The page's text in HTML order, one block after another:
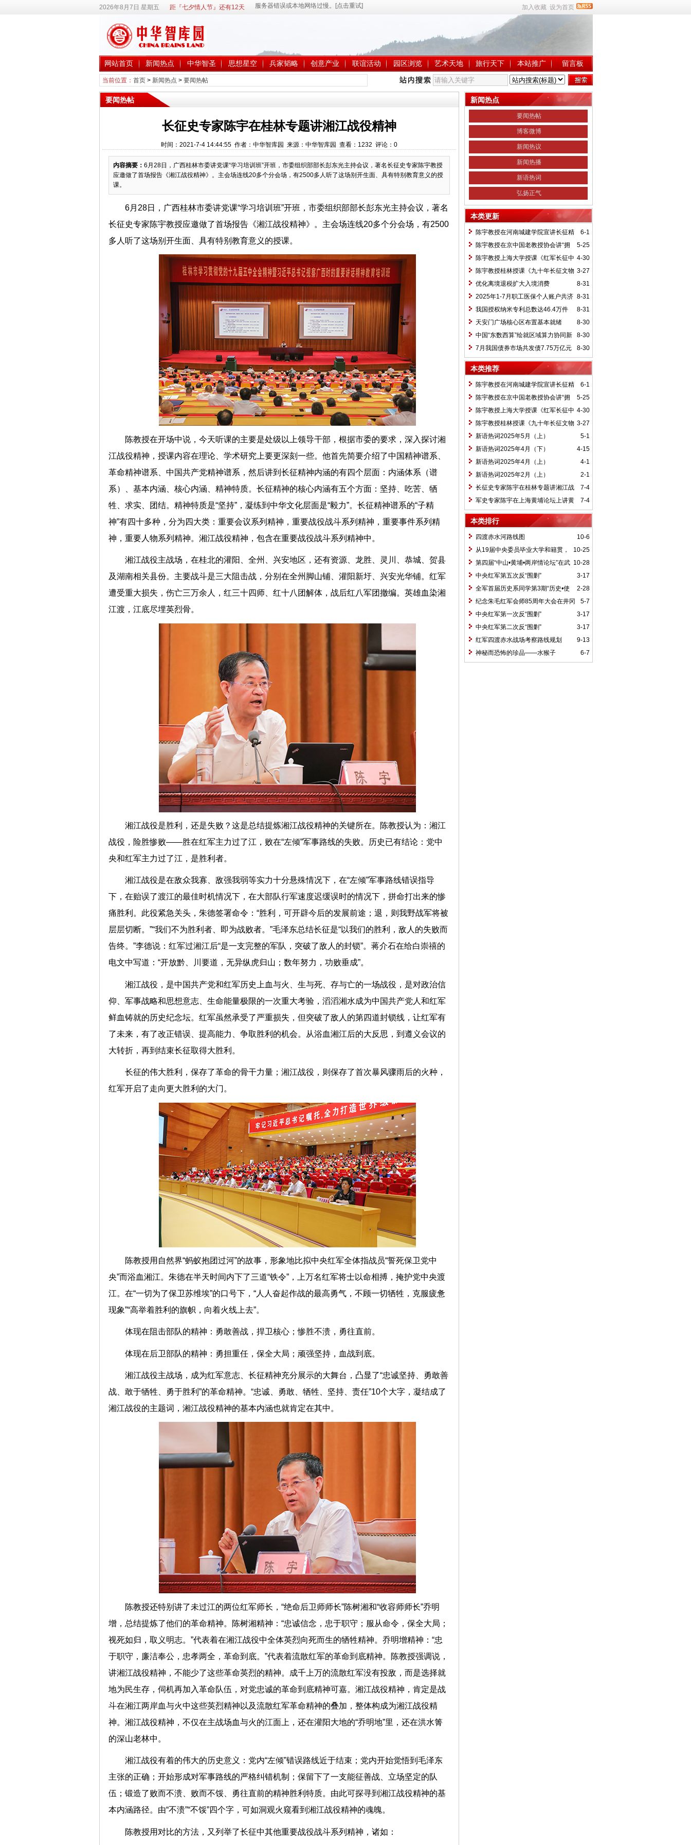
2026年8月7日 星期五 距『七夕情人节』还有12天 加入收藏 设为首页
网站首页 新闻热点 中华智圣 思想星空 兵家韬略 创意产业 联谊活动 园区浏览 艺术天地 旅行天下 本站推广 留言板
当前位置： 首页> 新闻热点 > 要闻热帖
要闻热帖
长征史专家陈宇在桂林专题讲湘江战役精神
时间：2021-7-4 14:44:55 作者：中华智库园 来源：中华智库园 查看： 1232 评论： 0
内容摘要： 6月28日，广西桂林市委讲党课“学习培训班”开班，市委组织部部长彭东光主持会议，著名长征史专家陈宇教授
应邀做了首场报告《湘江战役精神》。主会场连线20多个分会场，有2500多人听了这场别开生面、具有特别教育意义的授
课。
6月28日，广西桂林市委讲党课“学习培训班”开班，市委组织部部长彭东光主持会议，著名
长征史专家陈宇教授应邀做了首场报告《湘江战役精神》。主会场连线20多个分会场，有2500
多人听了这场别开生面、具有特别教育意义的授课。
陈教授在开场中说，今天听课的主要是处级以上领导干部，根据市委的要求，深入探讨湘
江战役精神，授课内容在理论、学术研究上要更深刻一些。他首先简要介绍了中国精神谱系、
革命精神谱系、中国共产党精神谱系，然后讲到长征精神内涵的有四个层面：内涵体系（谱
系）、基本内涵、核心内涵、精神特质。长征精神的核心内涵有五个方面：坚持、吃苦、牺
牲、求实、团结。精神特质是“坚持”，凝练到中华文化层面是“毅力”。长征精神谱系的“子精
神”有四十多种，分为四大类：重要会议系列精神，重要战役战斗系列精神，重要事件系列精
神，重要人物系列精神。湘江战役精神，包含在重要战役战斗系列精神中。
湘江战役主战场，在桂北的灌阳、全州、兴安地区，还有资源、龙胜、灵川、恭城、贺县
及湖南相关县份。主要战斗是三大阻击战，分别在全州脚山铺、灌阳新圩、兴安光华铺。红军
遭受重大损失，伤亡三万余人，红三十四师、红十八团解体，战后红八军团撤编。英雄血染湘
江渡，江底尽埋英烈骨。
湘江战役是胜利，还是失败？这是总结提炼湘江战役精神的关键所在。陈教授认为：湘江
战役，险胜惨败——胜在红军主力过了江，败在“左倾”军事路线的失败。历史已有结论：党中
央和红军主力过了江，是胜利者。
湘江战役是在敌众我寡、敌强我弱等实力十分悬殊情况下，在“左倾”军事路线错误指导
下，在贻误了渡江的最佳时机情况下，在大部队行军速度迟缓误时的情况下，拼命打出来的惨
痛胜利。此役紧急关头，朱德签署命令：“胜利，可开辟今后的发展前途；退，则我野战军将被
层层切断。”“我们不为胜利者、即为战败者。”毛泽东总结长征是“以我们的胜利，敌人的失败而
告终。”李德说：红军过湘江后“是一支完整的军队，突破了敌人的封锁”。蒋介石在给白崇禧的
电文中写道：“开放黔、川要道，无异纵虎归山；数年努力，功败垂成”。
湘江战役，是中国共产党和红军历史上血与火、生与死、存与亡的一场战役，是对政治信
仰、军事战略和思想意志、生命能量极限的一次重大考验，滔滔湘水成为中国共产党人和红军
鲜血铸就的历史纪念坛。红军虽然承受了严重损失，但突破了敌人的第四道封锁线，让红军有
了未来，有了改正错误、提高能力、争取胜利的机会。从浴血湘江后的大反思，到遵义会议的
大转折，再到结束长征取得大胜利。
长征的伟大胜利，保存了革命的骨干力量；湘江战役，则保存了首次暴风骤雨后的火种，
红军开启了走向更大胜利的大门。
陈教授用自然界“蚂蚁抱团过河”的故事，形象地比拟中央红军全体指战员“誓死保卫党中
央”而浴血湘江。朱德在半天时间内下了三道“铁令”，上万名红军将士以命相搏，掩护党中央渡
江。在“一切为了保卫苏维埃”的口号下，“人人奋起作战的最高勇气，不顾一切牺牲，克服疲惫
现象”“高举着胜利的旗帜，向着火线上去”。
体现在阻击部队的精神：勇敢善战，捍卫核心；惨胜不溃，勇往直前。
体现在后卫部队的精神：勇担重任，保全大局；顽强坚持，血战到底。
湘江战役主战场，成为红军意志、长征精神充分展示的大舞台，凸显了“忠诚坚持、勇敢善
战、敢于牺牲、勇于胜利”的革命精神。“忠诚、勇敢、牺牲、坚持、责任”10个大字，凝结成了
湘江战役的主题词，湘江战役精神的基本内涵也就肯定在其中。
陈教授还特别讲了未过江的两位红军师长，“绝命后卫师师长”陈树湘和“收容师师长”乔明
增，总结提炼了他们的革命精神。陈树湘精神：“忠诚信念，忠于职守；服从命令，保全大局；
视死如归，取义明志。”代表着在湘江战役中全体英烈向死而生的牺牲精神。乔明增精神：“忠
于职守，廉洁奉公，忠孝两全，革命到底。”代表着流散红军的革命到底精神。陈教授强调说，
讲湘江战役精神，不能少了这些革命英烈的精神。成千上万的流散红军没有投敌，而是选择就
地为民生存，伺机再加入革命队伍，对党忠诚的革命到底精神可嘉。湘江战役精神，肯定是战
斗在湘江两岸血与火中这些英烈精神以及流散红军革命精神的叠加，整体构成为湘江战役精
神。湘江战役精神，不仅在主战场血与火的江面上，还在灌阳大地的“乔明地”里，还在洪水箐
的深山老林中。
湘江战役有着的伟大的历史意义：党内“左倾”错误路线近于结束；党内开始觉悟到毛泽东
主张的正确；开始形成对军事路线的严格纠错机制；保留下了一支能征善战、立场坚定的队
伍；锻造了败而不溃、败而不馁、勇往直前的精神胜利特质。由此可探寻到湘江战役精神的基
本内涵路径。由“不溃”“不馁”四个字，可如洞观火窥看到湘江战役精神的魂魄。
陈教授用对比的方法，又列举了长征中其他重要战役战斗系列精神，诸如：
新闻热点
要闻热帖
博客微博
新闻热议
新闻热播
新语热词
弘扬正气
本类更新
6-1
陈宇教授在河南城建学院宣讲长征精
神及红25军长征史
5-25
陈宇教授在京中国老教授协会讲“拥
抱中华新文明”
4-30
陈宇教授上海大学授课《红军长征中
的黄埔师生》
3-27
陈宇教授桂林授课《九十年长征文物
鉴赏》
8-31
优化离境退税扩大入境消费
8-31
2025年1-7月职工医保个人账户共济
2.31亿人次 共济金额304.57亿元
8-31
我国授权纳米专利总数达46.4万件
8-30
天安门广场核心区布置基本就绪
8-30
中国“东数西算”绘就区域算力协同新
图景
8-30
7月我国债券市场共发债7.75万亿元
本类推荐
6-1
陈宇教授在河南城建学院宣讲长征精
神及红25军长征史
5-25
陈宇教授在京中国老教授协会讲“拥
抱中华新文明”
4-30
陈宇教授上海大学授课《红军长征中
的黄埔师生》
3-27
陈宇教授桂林授课《九十年长征文物
鉴赏》
5-1
新语热词2025年5月（上）
4-15
新语热词2025年4月（下）
4-1
新语热词2025年4月（上）
2-1
新语热词2025年2月（上）
7-4
长征史专家陈宇在桂林专题讲湘江战
役精神
7-4
军史专家陈宇在上海黄埔论坛上讲黄
埔精神与国家统一大业
本类排行
10-6
四渡赤水河路线图
10-25
从19届中央委员毕业大学和籍贯，
看当代中国文化区域积淀
10-28
第四届“中山•黄埔•两岸情论坛”在武
汉举行
3-17
中央红军第五次反“围剿”
2-28
全军首届历史系同学第3期“历史•使
命”论坛纪要
5-7
纪念朱毛红军会师85周年大会在井冈
山召开
3-17
中央红军第一次反“围剿”
3-17
中央红军第二次反“围剿”
9-13
红军四渡赤水战场考察路线规划
6-7
神秘而恐怖的珍品——水猴子